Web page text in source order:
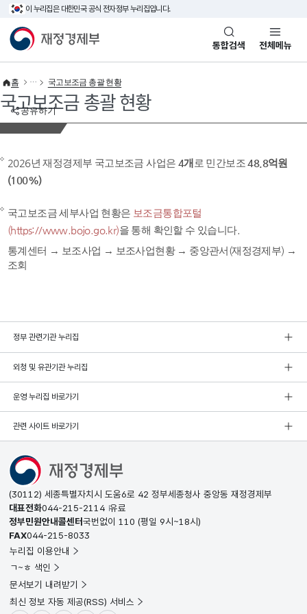
이 누리집은 대한민국 공식 전자정부 누리집입니다.
재정경제부(www.mofe.go.kr)통합검색 전체메뉴
공유하기
홈 국고보조금 총괄 현황
국고보조금 총괄 현황
2026년 재정경제부 국고보조금 사업은 4개 로 민간보조48.8억원
(100%)
국고보조금 세부사업 현황은 보조금통합포털
(https://www.bojo.go.kr)을 통해 확인할 수 있습니다.
통계센터 → 보조사업 → 보조사업현황 → 중앙관서(재정경제부) →
조회
정부 관련기관 누리집
외청 및 유관기관 누리집
운영 누리집 바로가기
관련 사이트 바로가기
(30112) 세종특별자치시 도움6로 42 정부세종청사 중앙동 재정경제부
대표전화044-215-2114 유료
정부민원안내콜센터국번없이 110 (평일 9시~18시)
FAX044-215-8033
누리집 이용안내
ㄱ~ㅎ 색인
문서보기 내려받기
최신 정보 자동 제공(RSS) 서비스